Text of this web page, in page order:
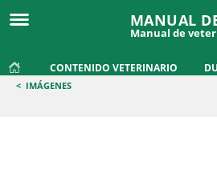
MANUAL
Manual de
CONTENIDO VETERINARIO
< IMÁGENES